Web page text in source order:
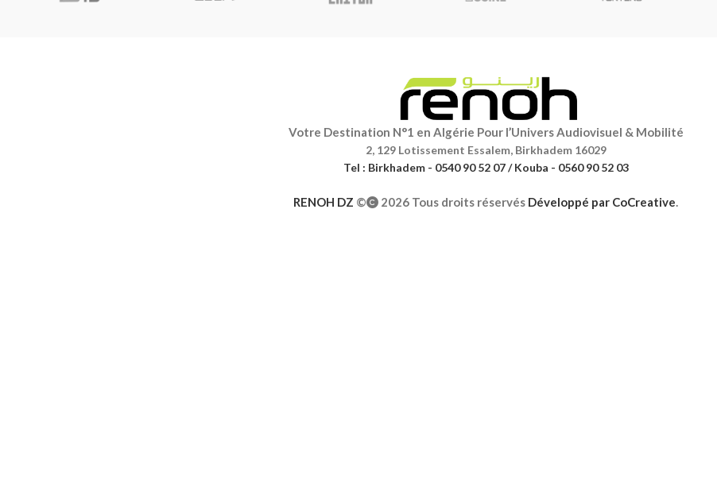
Votre Destination N°1 en Algérie Pour l’Univers Audiovisuel & Mobilité
2, 129 Lotissement Essalem, Birkhadem 16029
Tel : Birkhadem - 0540 90 52 07 / Kouba - 0560 90 52 03
RENOH DZ © 2026 Tous droits réservés Développé par CoCreative.